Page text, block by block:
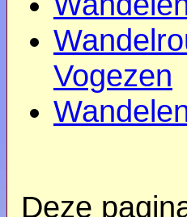
Vogezen
Deze